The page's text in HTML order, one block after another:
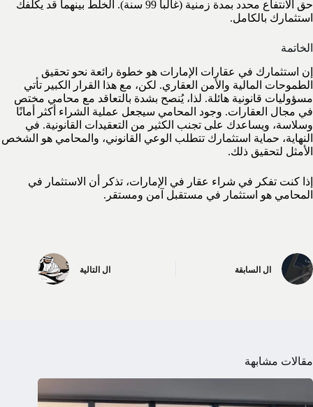
حق الانتفاع محدد بمدة زمنية (غالباً 99 سنة). الخلط بينهما قد يكلفك
استثمارك بالكامل.
الخاتمة
إن استثمارك في عقارات الإمارات هو خطوة رائعة نحو تحقيق
الطموحات المالية والأمن العقاري. لكن، مع هذا القرار الكبير تأتي
مسؤوليات قانونية هائلة. لذا، يُنصح بشدة بالتعاقد مع محامي مختص
في مجال العقارات. وجود المحامي سيجعل عملية الشراء أكثر أمانًا
وسلاسة، ويساعدك على تجنب الكثير من التعقيدات القانونية. في
النهاية، حماية استثمارك تتطلب الوعي القانوني، والمحامي هو الشخص
الأمثل لتحقيق ذلك.
إذا كنت تفكر في شراء عقار في الإمارات، تذكر أن الاستثمار في
المحامي هو استثمار في مستقبل آمن ومستقر.
ال السابقة ال التالية
مقالات مشابهة